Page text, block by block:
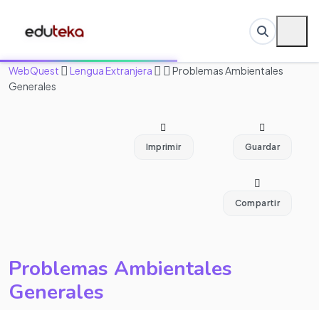
WebQuest Lengua Extranjera
Problemas Ambientales
Generales
Imprimir Guardar
Compartir
Problemas Ambientales
Generales